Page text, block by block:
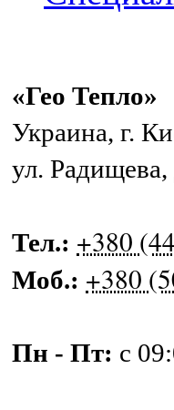
«Гео Тепло»
Украина, г.
ул.
Тел.: +380
Моб.: +380
Пн - Пт: с